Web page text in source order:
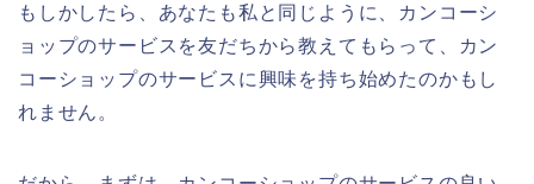
もしかしたら、あなたも私と同じように、カンコーシ
ョップのサービスを友だちから教えてもらって、カン
コーショップのサービスに興味を持ち始めたのかもし
れません。